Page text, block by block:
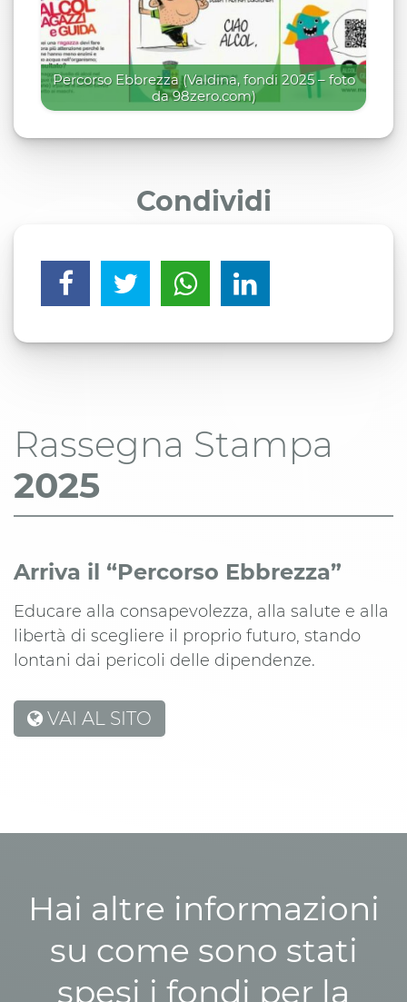
Percorso Ebbrezza (Valdina, fondi 2025 – foto
da 98zero.com)
Condividi
Rassegna Stampa
2025
Arriva il “Percorso Ebbrezza”
Educare alla consapevolezza, alla salute e alla
libertà di scegliere il proprio futuro, stando
lontani dai pericoli delle dipendenze.
VAI AL SITO
Hai altre informazioni
su come sono stati
spesi i fondi per la